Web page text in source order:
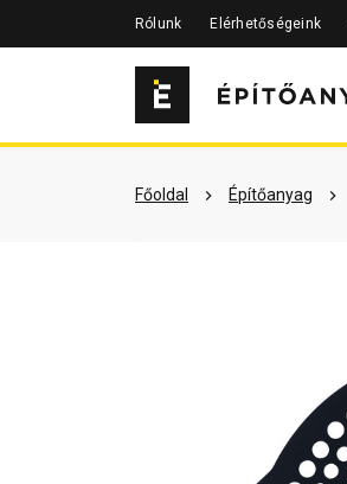
Rólunk Elérhetőségeink
Főoldal Építőanyag